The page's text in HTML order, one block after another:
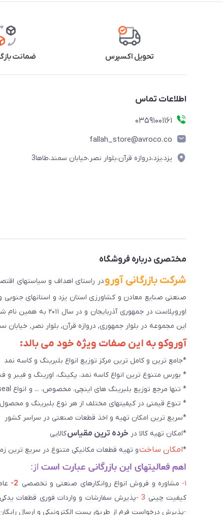
تحویل اکسپرس ضمانت
اطلاعات تماس
03591001161
fallah_store@avroco.co
یزد،یزد،دروازه قرآن،بلوار نصر،خیابان سمند،طاها3
مختصری درباره فروشگاه
شرکت بازرگانی آورو
اوروپلاست در
این مجموعه در بلوار جمهوری, دروازه قرآن, بلوار نصر, خیابان سمند, کوچه طاها۳ در حال خدمت
آوروکو به این صفات ویژه خود می بالد:
*جامع ترین و کامل ترین مرکز توزیع انواع بلبرینگ و کاسه نمد
* بورس متنوع ترین انواع کاسه نمد، پکینگ، اورینگ و فیبر و
* تنها مرجع توزیع بلبرینگ های اینچی، مخصوص، ... و انواع seal هاو روانکارهای تخصصی. و سایر کالاهای صنعتی ويژه
* تنوع قیمتی در کیفیتهای مختلف از هر نوع بلبرینگ و محصول
*سریع ترین امکان تهیه و اخذ قطعات صنعتی در سراسر کشور
*امکان تهیه کالا در خرده ترین مقیاسکالایی
*امکان ساختو تهیه قطعات مکانیکی متنوع در سریع ترین
اهم فعالیتهای این بازرگانی عبارت است از:
۱- مشاوره و فروش انواع روانکارهای صنعتی و تخصصی 2-
کیفیت چینی 3 - پذیرش سفارشات و واردات فوری قطعات یدکی
-پذیرش درخواست فرم از طریق پست الکترونیکی و ارسال